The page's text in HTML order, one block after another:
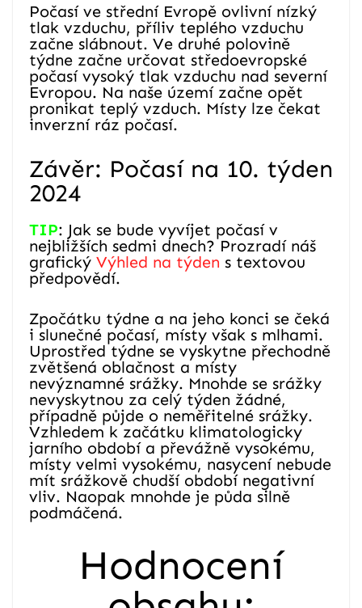
Počasí ve střední Evropě ovlivní nízký
tlak vzduchu, příliv teplého vzduchu
začne slábnout. Ve druhé polovině
týdne začne určovat středoevropské
počasí vysoký tlak vzduchu nad severní
Evropou. Na naše území začne opět
pronikat teplý vzduch. Místy lze čekat
inverzní ráz počasí.
Závěr: Počasí na 10. týden
2024
TIP: Jak se bude vyvíjet počasí v
nejbližších sedmi dnech? Prozradí náš
grafický Výhled na týden s textovou
předpovědí.
Zpočátku týdne a na jeho konci se čeká
i slunečné počasí, místy však s mlhami.
Uprostřed týdne se vyskytne přechodně
zvětšená oblačnost a místy
nevýznamné srážky. Mnohde se srážky
nevyskytnou za celý týden žádné,
případně půjde o neměřitelné srážky.
Vzhledem k začátku klimatologicky
jarního období a převážně vysokému,
místy velmi vysokému, nasycení nebude
mít srážkově chudší období negativní
vliv. Naopak mnohde je půda silně
podmáčená.
Hodnocení